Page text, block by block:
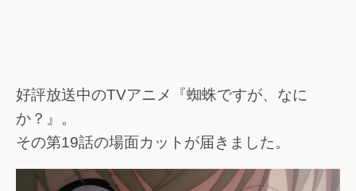
好評放送中のTVアニメ『蜘蛛ですが、なに
か？』。
その第19話の場面カットが届きました。